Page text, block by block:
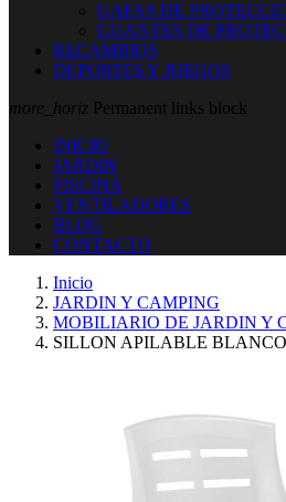
GAFAS DE
GUANTES DE
RECAMBIOS
DEPORTES Y JUEGOS
more_horiz Permanent links block
INICIO
JARDIN
PISCINA
VENTILADORES
BLOG
CONTACTO
Inicio
JARDIN Y CAMPING
MOBILIARIO DE JARDIN Y
SILLON APILABLE BLANCO